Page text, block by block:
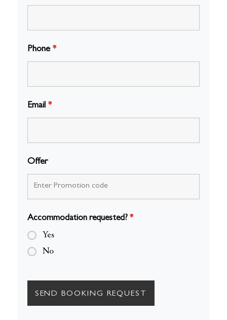
Phone *
Email *
Offer
Accommodation requested? *
Yes
No